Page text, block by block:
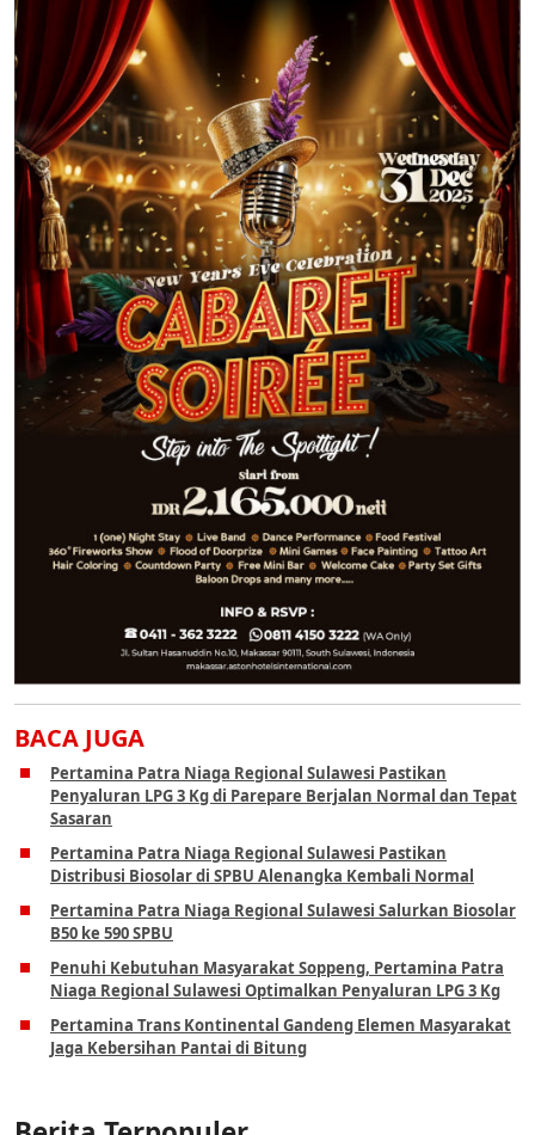
BACA JUGA
Pertamina Patra Niaga Regional Sulawesi Pastikan
Penyaluran LPG 3 Kg di Parepare Berjalan Normal dan Tepat
Sasaran
Pertamina Patra Niaga Regional Sulawesi Pastikan
Distribusi Biosolar di SPBU Alenangka Kembali Normal
Pertamina Patra Niaga Regional Sulawesi Salurkan Biosolar
B50 ke 590 SPBU
Penuhi Kebutuhan Masyarakat Soppeng, Pertamina Patra
Niaga Regional Sulawesi Optimalkan Penyaluran LPG 3 Kg
Pertamina Trans Kontinental Gandeng Elemen Masyarakat
Jaga Kebersihan Pantai di Bitung